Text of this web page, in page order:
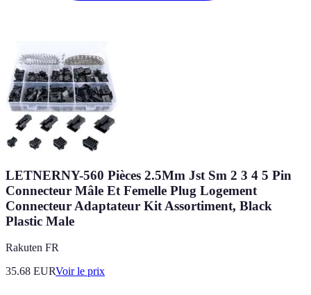
LETNERNY-560 Pièces 2.5Mm Jst Sm 2 3 4 5 Pin
Connecteur Mâle Et Femelle Plug Logement
Connecteur Adaptateur Kit Assortiment, Black
Plastic Male
Rakuten FR
35.68 EURVoir le prix